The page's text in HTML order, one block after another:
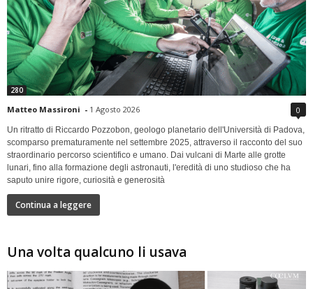
280
Matteo Massironi - 1 Agosto 2026 0
Un ritratto di Riccardo Pozzobon, geologo planetario dell'Università di Padova,
scomparso prematuramente nel settembre 2025, attraverso il racconto del suo
straordinario percorso scientifico e umano. Dai vulcani di Marte alle grotte
lunari, fino alla formazione degli astronauti, l'eredità di uno studioso che ha
saputo unire rigore, curiosità e generosità
Continua a leggere
Una volta qualcuno li usava